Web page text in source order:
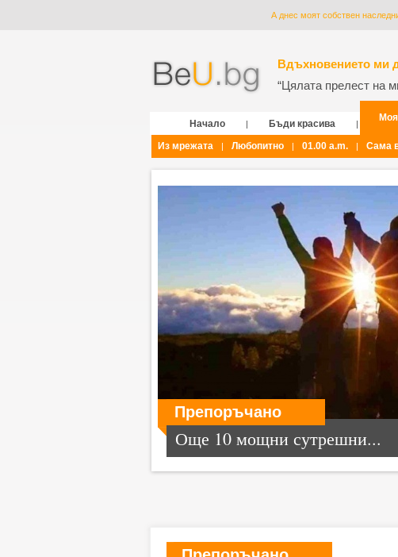
А днес моят собствен
Вдъхновението ми
“Цялата прелест на
Начало | Бъди красива |
Из мрежата
| Любопитно | 01.00 a.m. | Сама
Препоръчано
Още 10 мощни сутрешни...